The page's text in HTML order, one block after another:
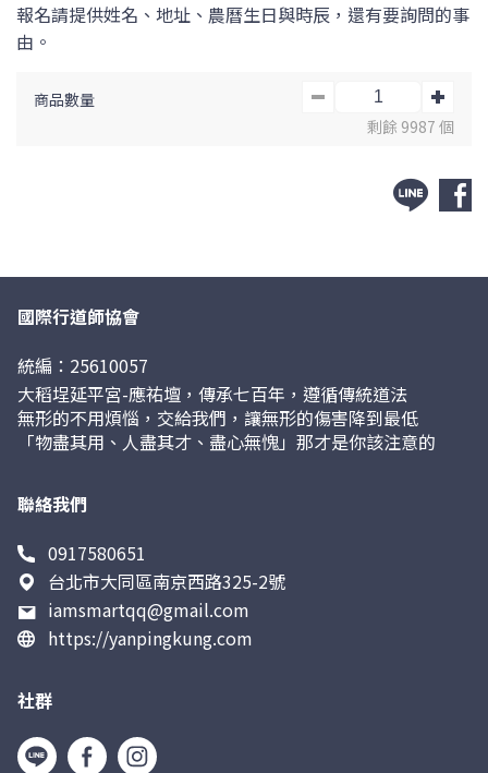
報名請提供姓名、地址、農曆生日與時辰，還有要詢問的事
由。
商品數量
剩餘 9987 個
國際行道師協會
統編：25610057
大稻埕延平宮-應祐壇，傳承七百年，遵循傳統道法
無形的不用煩惱，交給我們，讓無形的傷害降到最低
「物盡其用、人盡其才、盡心無愧」那才是你該注意的
聯絡我們
0917580651
台北市大同區南京西路325-2號
iamsmartqq@gmail.com
https://yanpingkung.com
社群